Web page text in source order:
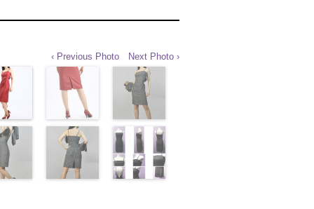
‹ Previous Photo Next Photo ›